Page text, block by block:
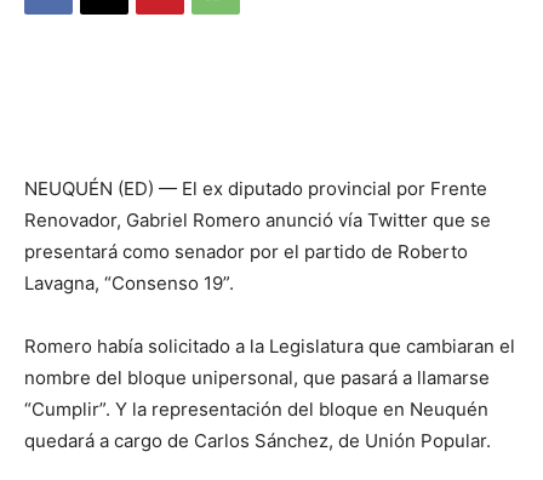
NEUQUÉN (ED) — El ex diputado provincial por Frente
Renovador, Gabriel Romero anunció vía Twitter que se
presentará como senador por el partido de Roberto
Lavagna, “Consenso 19”.
Romero había solicitado a la Legislatura que cambiaran el
nombre del bloque unipersonal, que pasará a llamarse
“Cumplir”. Y la representación del bloque en Neuquén
quedará a cargo de Carlos Sánchez, de Unión Popular.